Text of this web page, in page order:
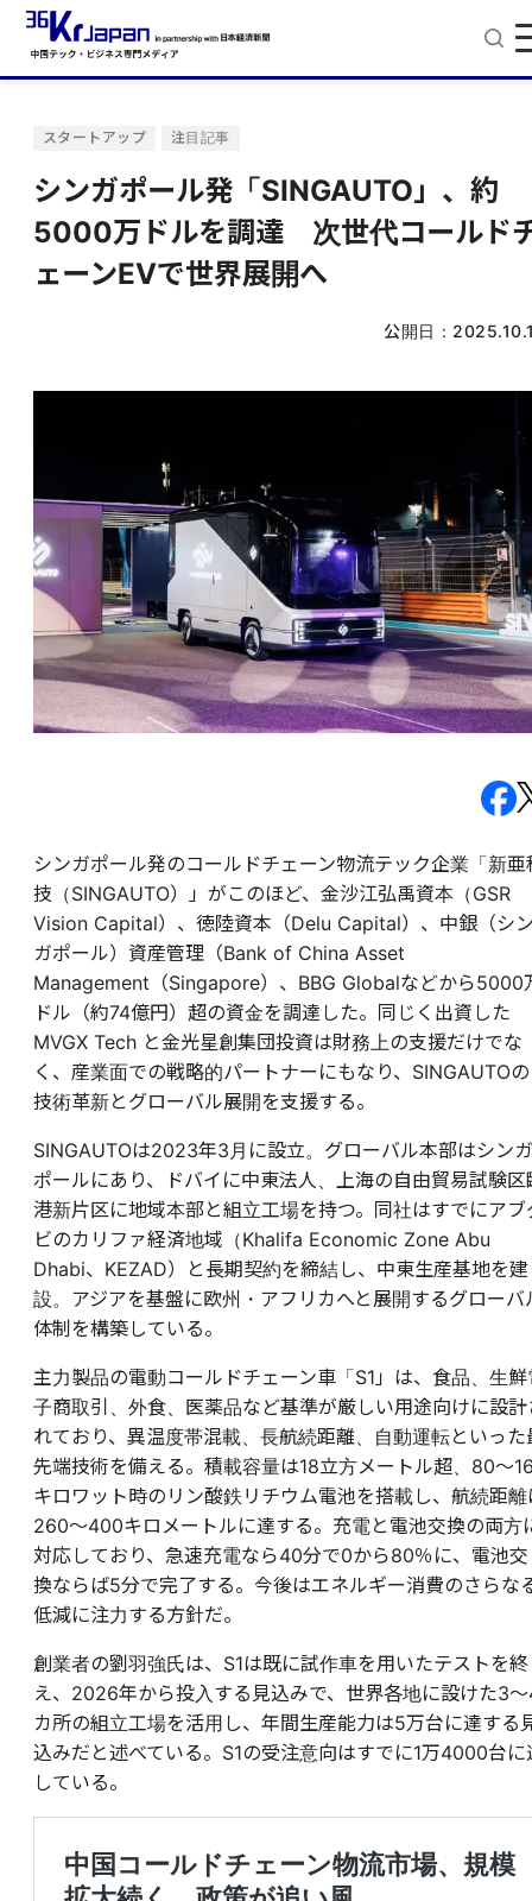
スタートアップ 注目記事
シンガポール発「SINGAUTO」、約
5000万ドルを調達 次世代コールド
ェーンEVで世界展開へ
公開日：
シンガポール発のコールドチェーン物流テック企業「新亜
技（SINGAUTO）」がこのほど、金沙江弘禹資本（GSR
Vision Capital）、徳陸資本（Delu Capital）、中銀（シ
ガポール）資産管理（Bank of China Asset
Management（Singapore）、BBG Globalなどから5000
ドル（約74億円）超の資金を調達した。同じく出資した
MVGX Tech と金光星創集団投資は財務上の支援だけでな
く、産業面での戦略的パートナーにもなり、SINGAUTOの
技術革新とグローバル展開を支援する。
SINGAUTOは2023年3月に設立。グローバル本部はシンガ
ポールにあり、ドバイに中東法人、上海の自由貿易試験区
港新片区に地域本部と組立工場を持つ。同社はすでにアブ
ビのカリファ経済地域（Khalifa Economic Zone Abu
Dhabi、KEZAD）と長期契約を締結し、中東生産基地を建
設。アジアを基盤に欧州・アフリカへと展開するグローバ
体制を構築している。
主力製品の電動コールドチェーン車「S1」は、食品、生鮮
子商取引、外食、医薬品など基準が厳しい用途向けに設計
れており、異温度帯混載、長航続距離、自動運転といった
先端技術を備える。積載容量は18立方メートル超、80〜
キロワット時のリン酸鉄リチウム電池を搭載し、航続距離
260〜400キロメートルに達する。充電と電池交換の両方
対応しており、急速充電なら40分で0から80％に、電池交
換ならば5分で完了する。今後はエネルギー消費のさらな
低減に注力する方針だ。
創業者の劉羽強氏は、S1は既に試作車を用いたテストを終
え、2026年から投入する見込みで、世界各地に設けた3
カ所の組立工場を活用し、年間生産能力は5万台に達する
込みだと述べている。S1の受注意向はすでに1万4000台に
している。